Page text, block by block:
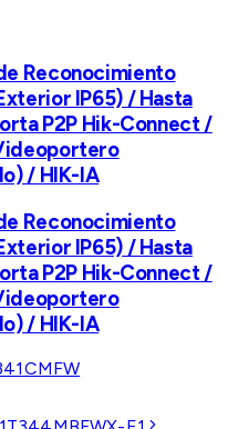
Reconocimiento
IP65) / Hasta
P2P Hik-Connect /
/ HIK-IA
Reconocimiento
IP65) / Hasta
P2P Hik-Connect /
/ HIK-IA